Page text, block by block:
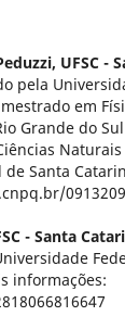
UFSC -
pela
em
Grande do
Santa
- Santa
informações: